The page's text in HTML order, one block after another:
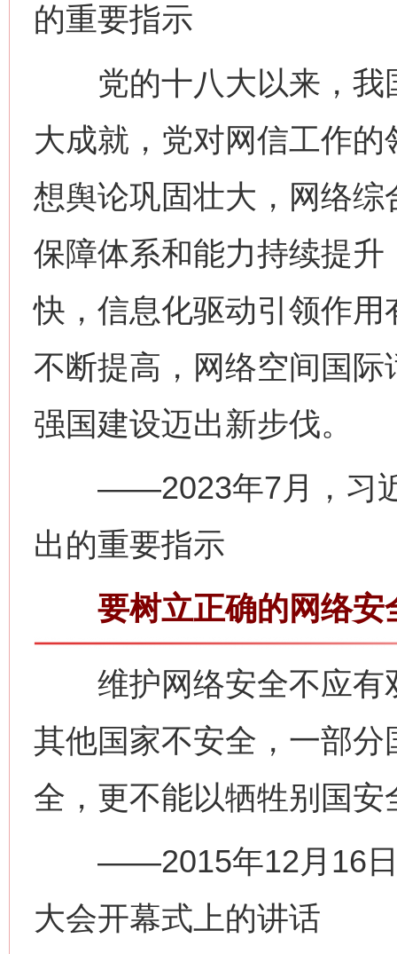
的重要指示
党的十八大以来，我
大成就，党对网信工作
想舆论巩固壮大，网络
保障体系和能力持续提
快，信息化驱动引领作
不断提高，网络空间国
强国建设迈出新步伐。
——2023年7月，习近
出的重要指示
要树立正确的网络安
维护网络安全不应有
其他国家不安全，一部
全，更不能以牺牲别国
——2015年12月16日
大会开幕式上的讲话